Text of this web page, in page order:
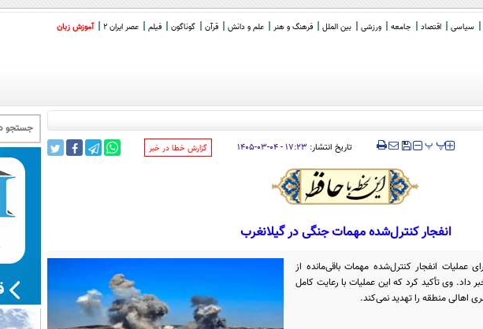
سیاسی اقتصاد جامعه ورزشی بین الملل فرهنگ و هنر علم و دانش قرآن گوناگون فیلم عصر ایران 2 آموزش زبان
‍‍‍ پ پ تاریخ انتشار: ۱۷:۲۳ - ۰۴-۰۳-۱۴۰۵ ‌گزارش خطا در خبر
انفجار کنترل‌شده مهمات جنگی در گیلانغرب
عملیات انفجار کنترل‌شده مهمات باقی‌مانده از
وی تأکید کرد که این عملیات با رعایت کامل
اهالی منطقه را تهدید نمی‌کند.